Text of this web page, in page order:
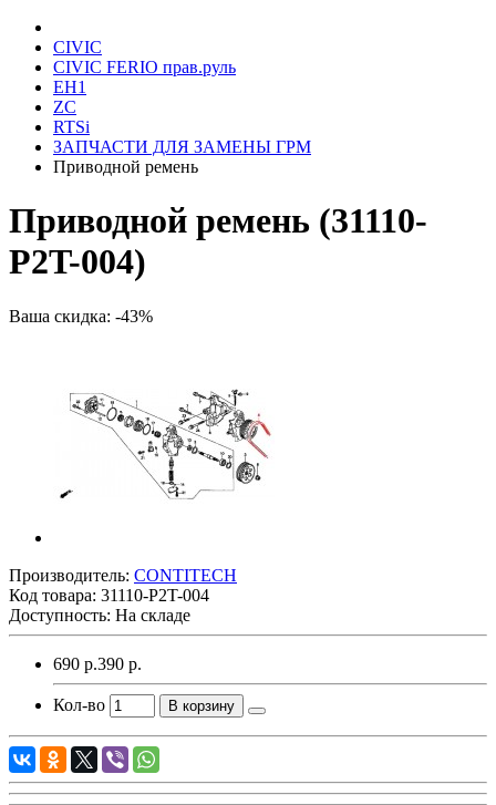
CIVIC
CIVIC FERIO прав.руль
EH1
ZC
RTSi
ЗАПЧАСТИ ДЛЯ ЗАМЕНЫ ГРМ
Приводной ремень
Приводной ремень (31110-
P2T-004)
Ваша скидка: -43%
Производитель: CONTITECH
Код товара: 31110-P2T-004
Доступность: На складе
690 р.390 р.
Кол-во В корзину